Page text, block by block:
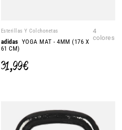
Esterillas Y Colchonetas
adidas YOGA MAT - 4MM (176 X
61 CM)
4
colores
31,99 €